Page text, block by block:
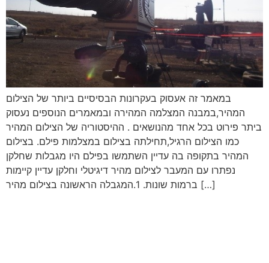
במאמר זה אעסוק בעקרונות הבסיסיים ביותר של הצילום
המהיר,במבנה המצלמה המהירה ובמאמרים הנוספים נעסוק
ביתר פירוט בכל אחד מהנושאים . ההיסטוריה של הצילום המהיר
כמו הצילום הרגיל,תחילתה בצילום במצלמות פילם. בצילום
המהיר בתקופה בה עדיין השתמשו בפילם היו מגבלות שחלקן
נפתרו עם המעבר לצילום מהיר דיגיטלי וחלקן עדיין קיימות
ברמות שונות. 1.המגבלה הראשונה בצילום מהיר […]